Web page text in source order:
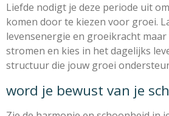
Liefde nodigt je deze periode uit
komen door te kiezen voor groei.
levensenergie en groeikracht
stromen en kies in het dagelijks
structuur die jouw groei
word je bewust van je